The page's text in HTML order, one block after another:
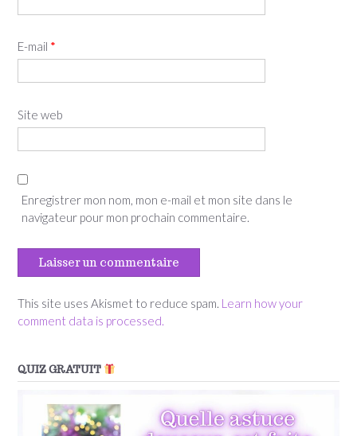
E-mail *
Site web
Enregistrer mon nom, mon e-mail et mon site dans le
navigateur pour mon prochain commentaire.
This site uses Akismet to reduce spam. Learn how your
comment data is processed.
QUIZ GRATUIT